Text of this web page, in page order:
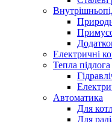
Електричні
Тепла підлога
Автоматика
Для
Для